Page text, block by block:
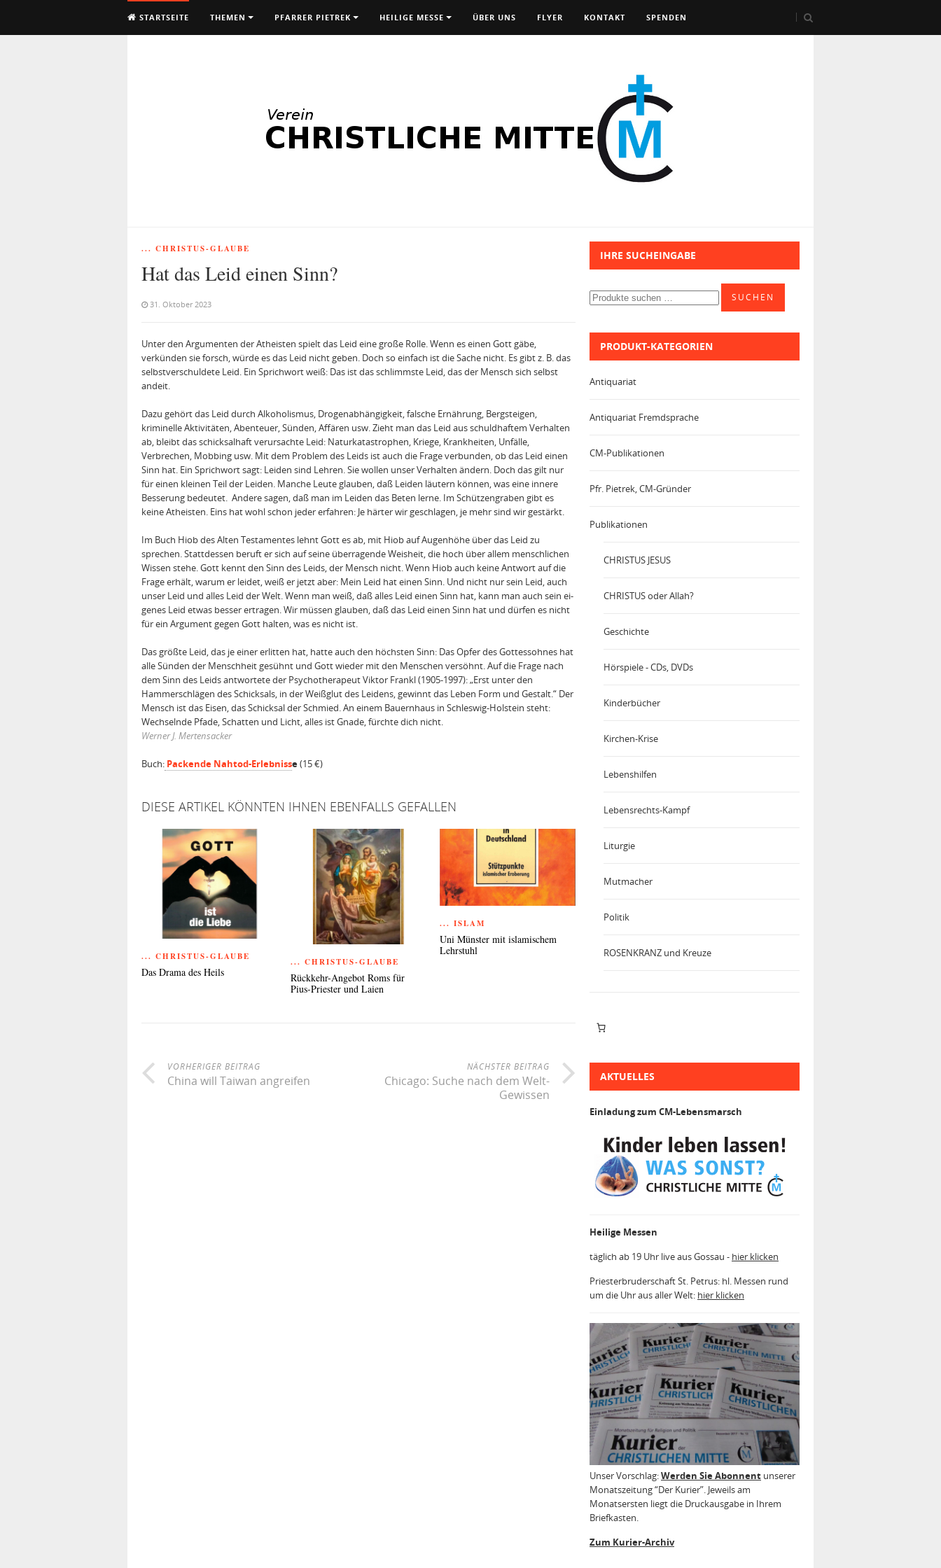
STARTSEITE THEMEN PFARRER PIETREK HEILIGE MESSE ÜBER UNS FLYER KONTAKT SPENDEN
... CHRISTUS-GLAUBE
Hat das Leid einen Sinn?
31. Oktober 2023
Unter den Argumenten der Atheisten spielt das Leid eine große Rolle. Wenn es einen Gott gäbe,
verkünden sie forsch, würde es das Leid nicht geben. Doch so einfach ist die Sache nicht. Es gibt z. B. das
selbstverschuldete Leid. Ein Sprichwort weiß: Das ist das schlimmste Leid, das der Mensch sich selbst
andeit.
Dazu gehört das Leid durch Alkoholismus, Drogenabhängigkeit, falsche Ernährung, Bergsteigen,
kriminelle Aktivitäten, Abenteuer, Sünden, Affären usw. Zieht man das Leid aus schuldhaftem Verhalten
ab, bleibt das schicksalhaft verursachte Leid: Naturka­tastrophen, Kriege, Krankheiten, Unfälle,
Verbrechen, Mobbing usw. Mit dem Problem des Leids ist auch die Frage verbunden, ob das Leid einen
Sinn hat. Ein Sprichwort sagt: Leiden sind Lehren. Sie wollen unser Verhalten ändern. Doch das gilt nur
für einen kleinen Teil der Leiden. Manche Leute glauben, daß Leiden läutern können, was eine innere
Besserung bedeutet. Andere sagen, daß man im Leiden das Beten lerne. Im Schützengraben gibt es
keine Atheisten. Eins hat wohl schon jeder erfahren: Je härter wir geschlagen, je mehr sind wir gestärkt.
Im Buch Hiob des Alten Testamentes lehnt Gott es ab, mit Hiob auf Augenhöhe über das Leid zu
sprechen. Stattdessen beruft er sich auf seine überragende Weisheit, die hoch über allem menschlichen
Wissen stehe. Gott kennt den Sinn des Leids, der Mensch nicht. Wenn Hiob auch keine Antwort auf die
Frage erhält, warum er leidet, weiß er jetzt aber: Mein Leid hat einen Sinn. Und nicht nur sein Leid, auch
unser Leid und alles Leid der Welt. Wenn man weiß, daß alles Leid einen Sinn hat, kann man auch sein ei­
genes Leid etwas besser ertragen. Wir müssen glauben, daß das Leid einen Sinn hat und dürfen es nicht
für ein Argument gegen Gott halten, was es nicht ist.
Das größte Leid, das je einer erlitten hat, hatte auch den höchsten Sinn: Das Opfer des Gottessohnes hat
alle Sünden der Menschheit gesühnt und Gott wieder mit den Menschen versöhnt. Auf die Frage nach
dem Sinn des Leids antwortete der Psychotherapeut Viktor Frankl (1905-1997): „Erst unter den
Hammerschlägen des Schicksals, in der Weißglut des Leidens, gewinnt das Leben Form und Gestalt.“ Der
Mensch ist das Eisen, das Schicksal der Schmied. An einem Bauernhaus in Schleswig-Holstein steht:
Wechselnde Pfade, Schatten und Licht, alles ist Gnade, fürchte dich nicht.
Werner J. Mertensacker
Buch: Packende Nahtod-Erlebnisse(15 €)
DIESE ARTIKEL KÖNNTEN IHNEN EBENFALLS GEFALLEN
... CHRISTUS-GLAUBE
Das Drama des Heils
... CHRISTUS-GLAUBE
Rückkehr-Angebot Roms für
Pius-Priester und Laien
... ISLAM
Uni Münster mit islamischem
Lehrstuhl
VORHERIGER BEITRAG
China will Taiwan angreifen
NÄCHSTER BEITRAG
Chicago: Suche nach dem Welt-
Gewissen
IHRE SUCHEINGABE
Suchen
nach:
SUCHEN
PRODUKT-KATEGORIEN
Antiquariat
Antiquariat Fremdsprache
CM-Publikationen
Pfr. Pietrek, CM-Gründer
Publikationen
CHRISTUS JESUS
CHRISTUS oder Allah?
Geschichte
Hörspiele - CDs, DVDs
Kinderbücher
Kirchen-Krise
Lebenshilfen
Lebensrechts-Kampf
Liturgie
Mutmacher
Politik
ROSENKRANZ und Kreuze
AKTUELLES
Einladung zum CM-Lebensmarsch
Heilige Messen
täglich ab 19 Uhr live aus Gossau - hier klicken
Priesterbruderschaft St. Petrus: hl. Messen rund
um die Uhr aus aller Welt: hier klicken
Unser Vorschlag:Werden Sie Abonnent unserer
Monatszeitung “Der Kurier”. Jeweils am
Monatsersten liegt die Druckausgabe in Ihrem
Briefkasten.
Zum Kurier-Archiv